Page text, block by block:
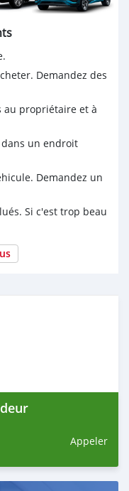
Demandez des
au propriétaire et à
un endroit
Demandez un
Si c'est trop beau
Appeler